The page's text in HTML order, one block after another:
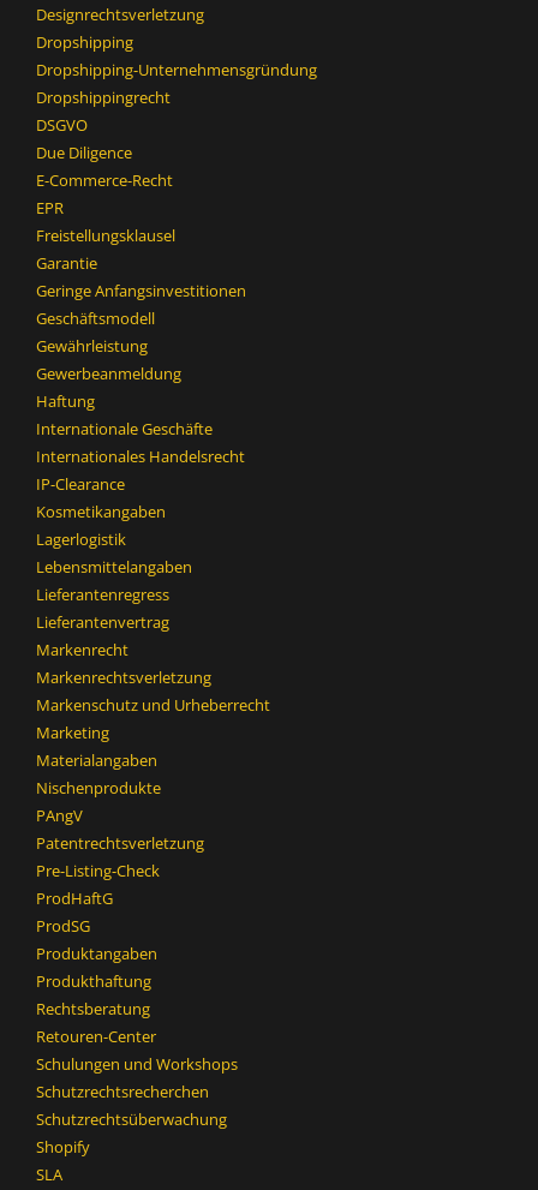
Designrechtsverletzung
Dropshipping
Dropshipping-Unternehmensgründung
Dropshippingrecht
DSGVO
Due Diligence
E-Commerce-Recht
EPR
Freistellungsklausel
Garantie
Geringe Anfangsinvestitionen
Geschäftsmodell
Gewährleistung
Gewerbeanmeldung
Haftung
Internationale Geschäfte
Internationales Handelsrecht
IP-Clearance
Kosmetikangaben
Lagerlogistik
Lebensmittelangaben
Lieferantenregress
Lieferantenvertrag
Markenrecht
Markenrechtsverletzung
Markenschutz und Urheberrecht
Marketing
Materialangaben
Nischenprodukte
PAngV
Patentrechtsverletzung
Pre-Listing-Check
ProdHaftG
ProdSG
Produktangaben
Produkthaftung
Rechtsberatung
Retouren-Center
Schulungen und Workshops
Schutzrechtsrecherchen
Schutzrechtsüberwachung
Shopify
SLA